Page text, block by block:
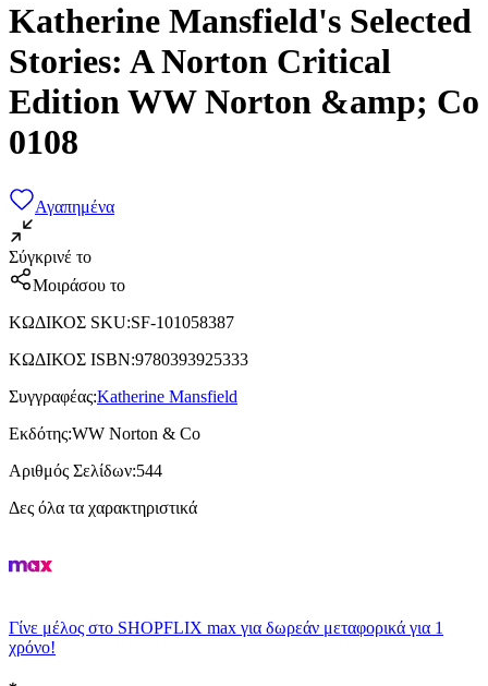
Katherine Mansfield's Selected
Stories: A Norton Critical
Edition WW Norton &amp; Co
0108
Αγαπημένα
Σύγκρινέ το
Μοιράσου το
ΚΩΔΙΚΟΣ SKU:SF-101058387
ΚΩΔΙΚΟΣ ISBN:9780393925333
Συγγραφέας:Katherine Mansfield
Εκδότης:WW Norton & Co
Αριθμός Σελίδων:544
Δες όλα τα χαρακτηριστικά
Γίνε μέλος στο SHOPFLIX max για δωρεάν μεταφορικά για 1
χρόνο!